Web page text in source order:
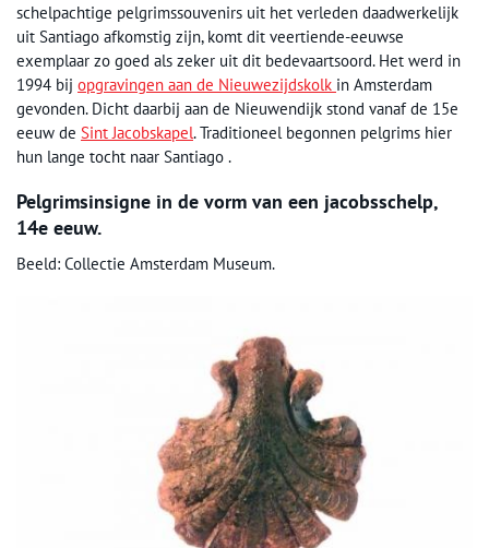
schelpachtige pelgrimssouvenirs uit het verleden daadwerkelijk
uit Santiago afkomstig zijn, komt dit veertiende-eeuwse
exemplaar zo goed als zeker uit dit bedevaartsoord. Het werd in
1994 bij opgravingen aan de Nieuwezijdskolk in Amsterdam
gevonden. Dicht daarbij aan de Nieuwendijk stond vanaf de 15e
eeuw de Sint Jacobskapel. Traditioneel begonnen pelgrims hier
hun lange tocht naar Santiago .
Pelgrimsinsigne in de vorm van een jacobsschelp,
14e eeuw.
Beeld: Collectie Amsterdam Museum.